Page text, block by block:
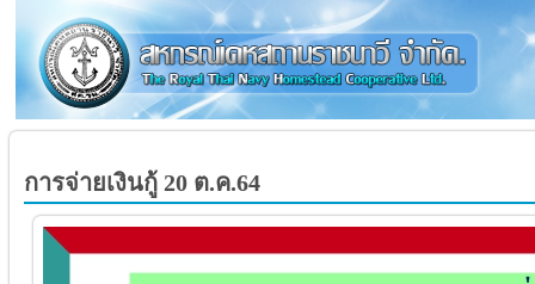
การจ่ายเงินกู้ 20 ต.ค.64